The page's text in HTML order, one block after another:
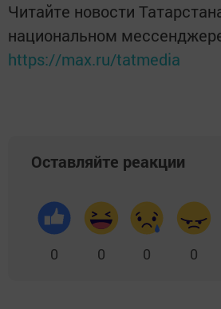
Читайте новости
национальном
https://max.ru/tatmedia
Оставляйте реакции
0 0 0 0